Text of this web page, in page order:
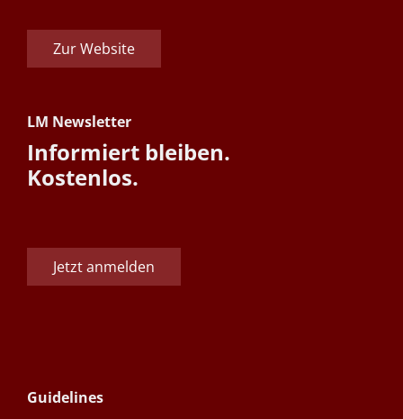
Zur Website
LM Newsletter
Informiert bleiben.
Kostenlos.
Jetzt anmelden
Guidelines